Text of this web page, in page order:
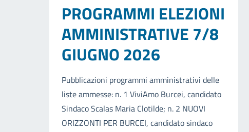
PROGRAMMI ELEZIONI
AMMINISTRATIVE 7/8
GIUGNO 2026
Pubblicazioni programmi amministrativi delle
liste ammesse: n. 1 ViviAmo Burcei, candidato
Sindaco Scalas Maria Clotilde; n. 2 NUOVI
ORIZZONTI PER BURCEI, candidato sindaco